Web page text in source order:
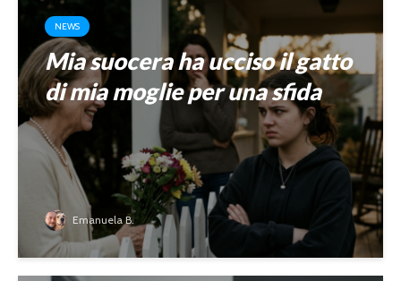
NEWS
Mia suocera ha ucciso il gatto
di mia moglie per una sfida
Emanuela B.